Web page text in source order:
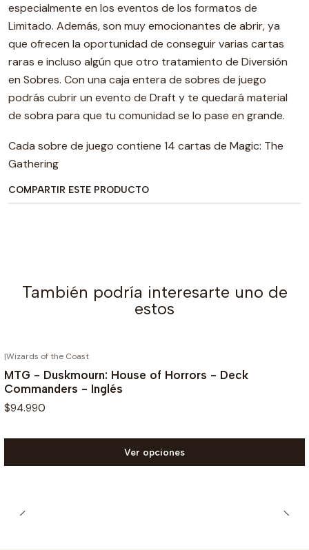
especialmente en los eventos de los formatos de
Limitado. Además, son muy emocionantes de abrir, ya
que ofrecen la oportunidad de conseguir varias cartas
raras e incluso algún que otro tratamiento de Diversión
en Sobres. Con una caja entera de sobres de juego
podrás cubrir un evento de Draft y te quedará material
de sobra para que tu comunidad se lo pase en grande.
Cada sobre de juego contiene 14 cartas de Magic: The
Gathering
COMPARTIR ESTE PRODUCTO
También podría interesarte uno de
estos
|Wizards of the Coast
MTG - Duskmourn: House of Horrors - Deck
Commanders - Inglés
$94.990
Ver opciones